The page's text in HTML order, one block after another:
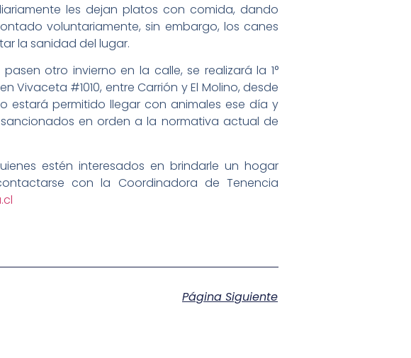
les dejan platos con comida, dando
voluntariamente, sin embargo, los canes
la sanidad del lugar.
otro invierno en la calle, se realizará la 1°
#1010, entre Carrión y El Molino, desde
estará permitido llegar con animales ese día y
en orden a la normativa actual de
estén interesados en brindarle un hogar
con la Coordinadora de Tenencia
Página Siguiente